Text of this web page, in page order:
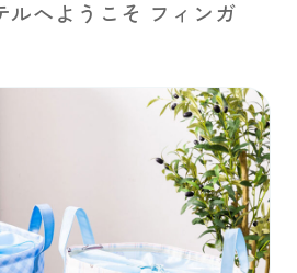
ルへようこそ フィンガ